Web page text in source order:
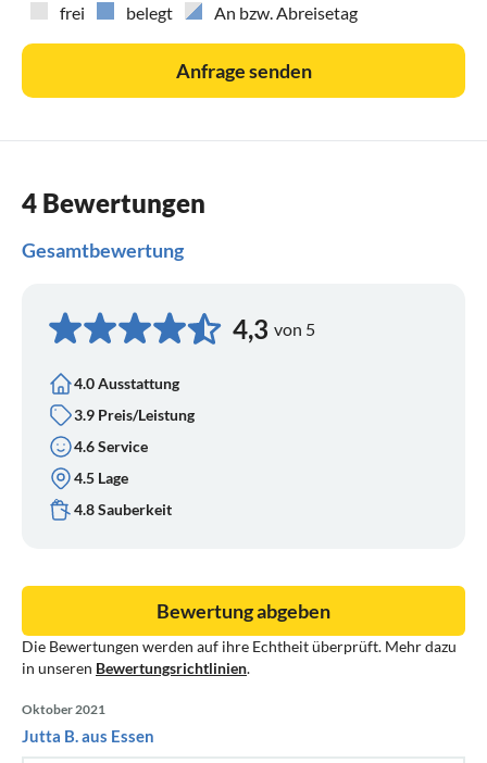
frei
belegt An bzw. Abreisetag
Anfrage senden
4 Bewertungen
Gesamtbewertung
4,3 von 5
4.0 Ausstattung
3.9 Preis/Leistung
4.6 Service
4.5 Lage
4.8 Sauberkeit
Die Bewertungen werden auf ihre Echtheit überprüft. Mehr dazu
in unseren Bewertungsrichtlinien.
Bewertung abgeben
Oktober 2021
Jutta B. aus Essen